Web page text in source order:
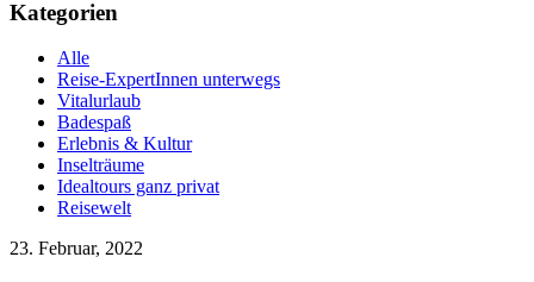
Kategorien
Alle
Reise-ExpertInnen unterwegs
Vitalurlaub
Badespaß
Erlebnis & Kultur
Inselträume
Idealtours ganz privat
Reisewelt
23. Februar, 2022